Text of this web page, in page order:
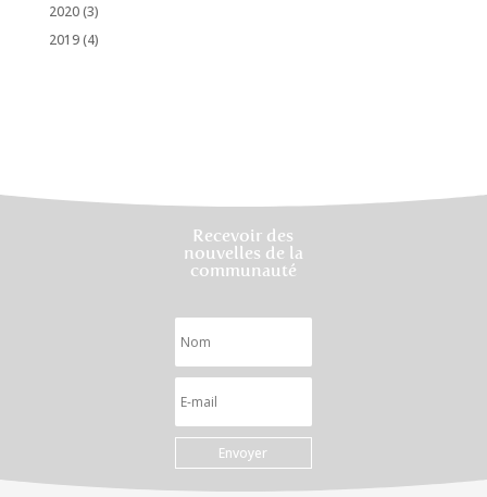
2020(3)
2019(4)
Recevoir des
nouvelles de la
communauté
Envoyer